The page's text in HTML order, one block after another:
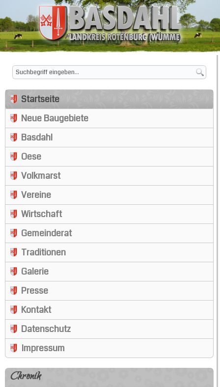
Startseite
Neue Baugebiete
Basdahl
Oese
Volkmarst
Vereine
Wirtschaft
Gemeinderat
Traditionen
Galerie
Presse
Kontakt
Datenschutz
Impressum
Chronik